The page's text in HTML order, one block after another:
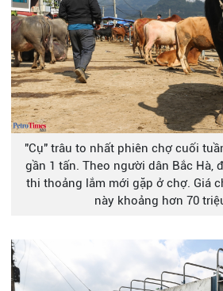
"Cụ" trâu to nhất phiên chợ cuối
gần 1 tấn. Theo người dân Bắc Hà,
thi thoảng lắm mới gặp ở chợ. Giá
này khoảng hơn 70